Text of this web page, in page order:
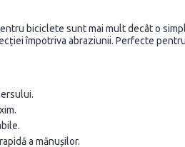
biciclete sunt mai mult decât o
împotriva abraziunii. Perfecte
a mănușilor.